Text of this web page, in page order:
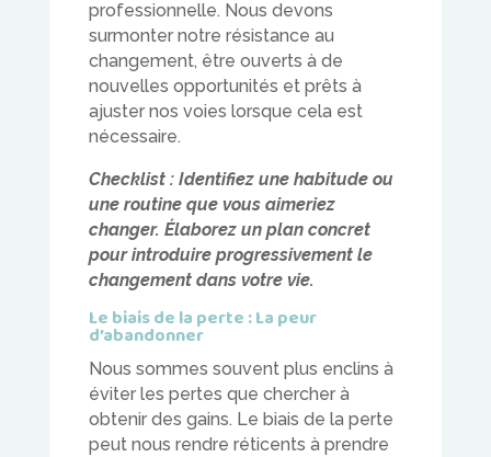
professionnelle. Nous devons
surmonter notre résistance au
changement, être ouverts à de
nouvelles opportunités et prêts à
ajuster nos voies lorsque cela est
nécessaire.
Checklist : Identifiez une habitude ou
une routine que vous aimeriez
changer. Élaborez un plan concret
pour introduire progressivement le
changement dans votre vie.
Le biais de la perte : La peur
d’abandonner
Nous sommes souvent plus enclins à
éviter les pertes que chercher à
obtenir des gains. Le biais de la perte
peut nous rendre réticents à prendre